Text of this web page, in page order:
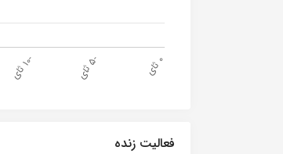
فعالیت زنده